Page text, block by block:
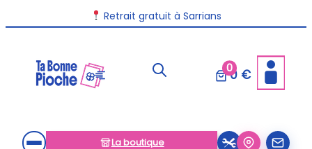
au
Retrait gratuit à Sarrians
00 €
La boutique